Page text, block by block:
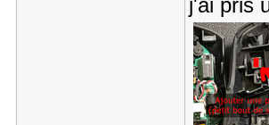
j'ai pris